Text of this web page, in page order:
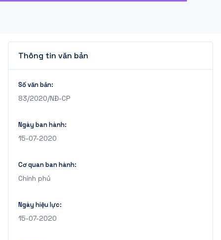
Thông tin văn bản
Số văn bản:
83/2020/NĐ-CP
Ngày ban hành:
15-07-2020
Cơ quan ban hành:
Chính phủ
Ngày hiệu lực:
15-07-2020